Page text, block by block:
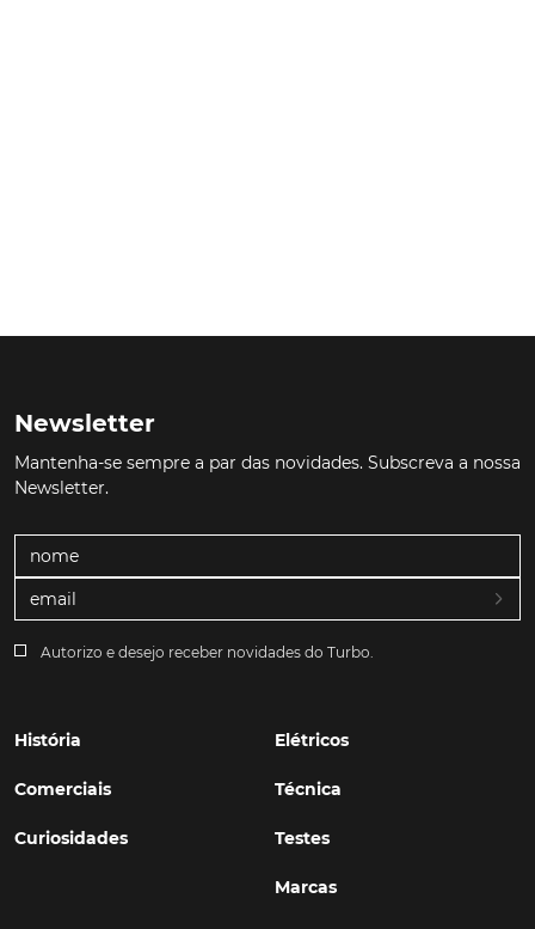
Newsletter
Mantenha-se sempre a par das novidades. Subscreva a nossa
Newsletter.
Autorizo e desejo receber novidades do Turbo.
História
Comerciais
Curiosidades
Elétricos
Técnica
Testes
Marcas